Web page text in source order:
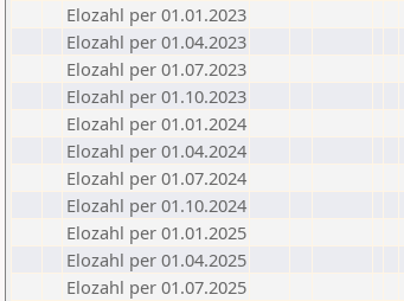
Elozahl per 01.01.2023
Elozahl per 01.04.2023
Elozahl per 01.07.2023
Elozahl per 01.10.2023
Elozahl per 01.01.2024
Elozahl per 01.04.2024
Elozahl per 01.07.2024
Elozahl per 01.10.2024
Elozahl per 01.01.2025
Elozahl per 01.04.2025
Elozahl per 01.07.2025